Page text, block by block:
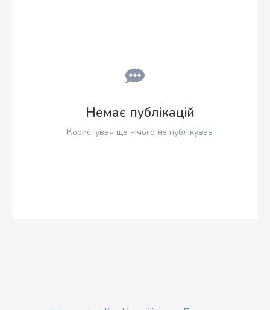
Немає публікацій
Користувач ще нічого не публікував